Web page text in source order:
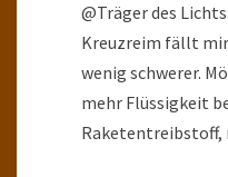
@Träger des
Kreuzreim fällt
wenig schwerer.
mehr Flüssigkeit
Raketentreibstoff,